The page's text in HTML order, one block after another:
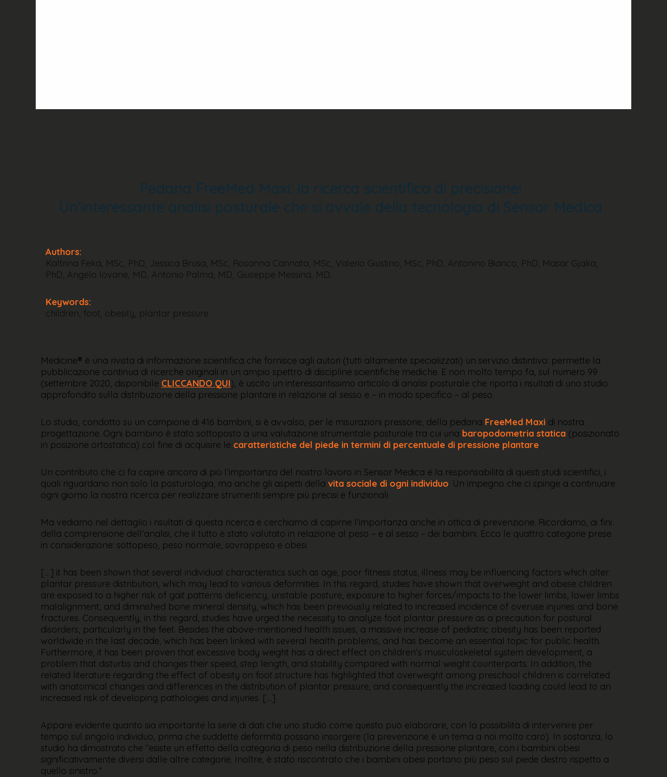
Pedana FreeMed Maxi: la ricerca scientifica di precisione!
Un’interessante analisi posturale che si avvale della tecnologia di Sensor Medica
Authors:
Kaltrina Feka, MSc, PhD, Jessica Brusa, MSc, Rosanna Cannata, MSc, Valerio Giustino, MSc, PhD, Antonino Bianco, PhD, Masar Gjaka,
PhD, Angelo Iovane, MD, Antonio Palma, MD, Giuseppe Messina, MD.
Keywords:
children, foot, obesity, plantar pressure
Medicine® è una rivista di informazione scientifica che fornisce agli autori (tutti altamente specializzati) un servizio distintivo: permette la
pubblicazione continua di ricerche originali in un ampio spettro di discipline scientifiche mediche. E non molto tempo fa, sul numero 99
(settembre 2020, disponibile CLICCANDO QUI), è uscito un interessantissimo articolo di analisi posturale che riporta i risultati di uno studio
approfondito sulla distribuzione della pressione plantare in relazione al sesso e – in modo specifico – al peso.
Lo studio, condotto su un campione di 416 bambini, si è avvalso, per le misurazioni pressorie, della pedana FreeMed Maxi di nostra
progettazione. Ogni bambino è stato sottoposto a una valutazione strumentale posturale tra cui una baropodometria statica (posizionato
in posizione ortostatica) col fine di acquisire le caratteristiche del piede in termini di percentuale di pressione plantare.
Un contributo che ci fa capire ancora di più l’importanza del nostro lavoro in Sensor Medica e la responsabilità di questi studi scientifici, i
quali riguardano non solo la posturologia, ma anche gli aspetti della vita sociale di ogni individuo. Un impegno che ci spinge a continuare
ogni giorno la nostra ricerca per realizzare strumenti sempre più precisi e funzionali.
Ma vediamo nel dettaglio i risultati di questa ricerca e cerchiamo di capirne l’importanza anche in ottica di prevenzione. Ricordiamo, ai fini
della comprensione dell’analisi, che il tutto è stato valutato in relazione al peso – e al sesso – dei bambini. Ecco le quattro categorie prese
in considerazione: sottopeso, peso normale, sovrappeso e obesi.
[…] it has been shown that several individual characteristics such as age, poor fitness status, illness may be influencing factors which alter
plantar pressure distribution, which may lead to various deformities. In this regard, studies have shown that overweight and obese children
are exposed to a higher risk of gait patterns deficiency, unstable posture, exposure to higher forces/impacts to the lower limbs, lower limbs
malalignment, and diminished bone mineral density, which has been previously related to increased incidence of overuse injuries and bone
fractures. Consequently, in this regard, studies have urged the necessity to analyze foot plantar pressure as a precaution for postural
disorders, particularly in the feet. Besides the above-mentioned health issues, a massive increase of pediatric obesity has been reported
worldwide in the last decade, which has been linked with several health problems, and has become an essential topic for public health.
Furthermore, it has been proven that excessive body weight has a direct effect on children’s musculoskeletal system development, a
problem that disturbs and changes their speed, step length, and stability compared with normal weight counterparts. In addition, the
related literature regarding the effect of obesity on foot structure has highlighted that overweight among preschool children is correlated
with anatomical changes and differences in the distribution of plantar pressure, and consequently the increased loading could lead to an
increased risk of developing pathologies and injuries. […]
Appare evidente quanto sia importante la serie di dati che uno studio come questo può elaborare, con la possibilità di intervenire per
tempo sul singolo individuo, prima che suddette deformità possano insorgere (la prevenzione è un tema a noi molto caro). In sostanza, lo
studio ha dimostrato che “esiste un effetto della categoria di peso nella distribuzione della pressione plantare, con i bambini obesi
significativamente diversi dalle altre categorie. Inoltre, è stato riscontrato che i bambini obesi portano più peso sul piede destro rispetto a
quello sinistro.”